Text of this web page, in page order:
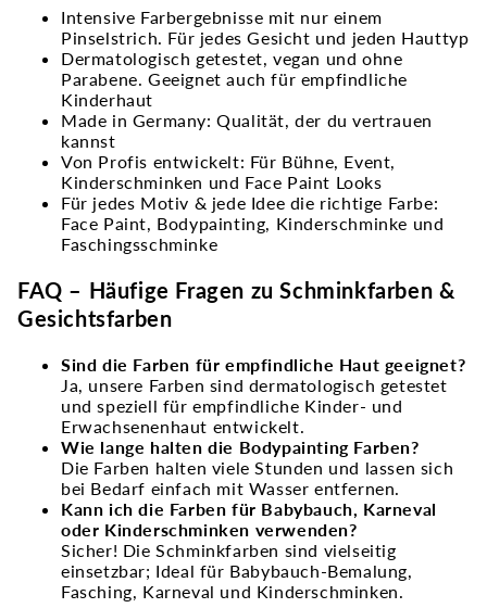
Intensive Farbergebnisse mit nur einem
Pinselstrich. Für jedes Gesicht und jeden Hauttyp
Dermatologisch getestet, vegan und ohne
Parabene. Geeignet auch für empfindliche
Kinderhaut
Made in Germany: Qualität, der du vertrauen
kannst
Von Profis entwickelt: Für Bühne, Event,
Kinderschminken und Face Paint Looks
Für jedes Motiv & jede Idee die richtige Farbe:
Face Paint, Bodypainting, Kinderschminke und
Faschingsschminke
FAQ – Häufige Fragen zu Schminkfarben &
Gesichtsfarben
Sind die Farben für empfindliche Haut geeignet?
Ja, unsere Farben sind dermatologisch getestet
und speziell für empfindliche Kinder- und
Erwachsenenhaut entwickelt.
Wie lange halten die Bodypainting Farben?
Die Farben halten viele Stunden und lassen sich
bei Bedarf einfach mit Wasser entfernen.
Kann ich die Farben für Babybauch, Karneval
oder Kinderschminken verwenden?
Sicher! Die Schminkfarben sind vielseitig
einsetzbar; Ideal für Babybauch-Bemalung,
Fasching, Karneval und Kinderschminken.